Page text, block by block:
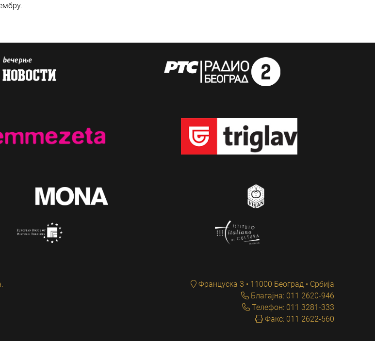
Француска 3 • 11000 Београд • Србија
Благајна: 011 2620-946
Телефон: 011 3281-333
Факс: 011 2622-560